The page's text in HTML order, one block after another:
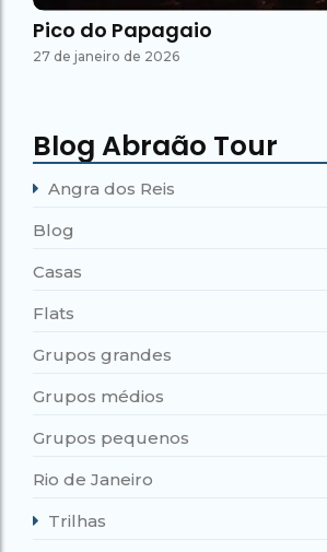
Pico do Papagaio
27 de janeiro de 2026
Blog Abraão Tour
Angra dos Reis
Blog
Casas
Flats
Grupos grandes
Grupos médios
Grupos pequenos
Rio de Janeiro
Trilhas